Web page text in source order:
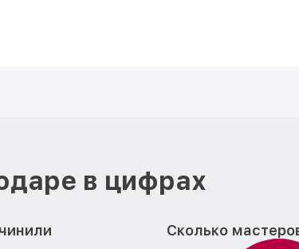
в цифрах
Сколько